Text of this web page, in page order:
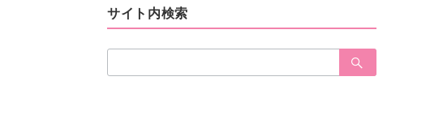
イ
サイト内検索
索：